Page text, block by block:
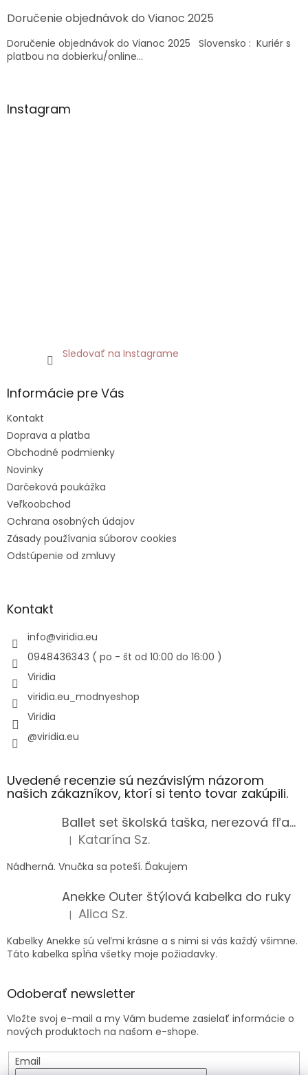
Doručenie objednávok do Vianoc 2025
Doručenie objednávok do Vianoc 2025 Slovensko : Kuriér s
platbou na dobierku/online...
Instagram
Sledovať na Instagrame
Informácie pre Vás
Kontakt
Doprava a platba
Obchodné podmienky
Novinky
Darčeková poukážka
Veľkoobchod
Ochrana osobných údajov
Zásady používania súborov cookies
Odstúpenie od zmluvy
Kontakt
info@viridia.eu
0948436343 ( po - št od 10:00 do 16:00 )
Viridia
viridia.eu_modnyeshop
Viridia
@viridia.eu
Uvedené recenzie sú nezávislým názorom
našich zákazníkov, ktorí si tento tovar zakúpili.
Ballet set školská taška, nerezová fľaša a plný peračník s motívom baletky pre dievča
Hodnotenie produktu je 5 z 5 hviezdičiek.
| Katarína Sz.
Nádherná. Vnučka sa poteší. Ďakujem
Anekke Outer štýlová kabelka do ruky
Hodnotenie produktu je 5 z 5 hviezdičiek.
| Alica Sz.
Kabelky Anekke sú veľmi krásne a s nimi si vás každý všimne.
Táto kabelka spĺňa všetky moje požiadavky.
Odoberať newsletter
Vložte svoj e-mail a my Vám budeme zasielať informácie o
nových produktoch na našom e-shope.
Email